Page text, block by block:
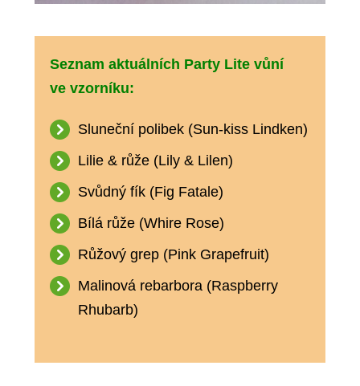
Seznam aktuálních Party Lite vůní
ve vzorníku:
Sluneční polibek (Sun-kiss Lindken)
Lilie & růže (Lily & Lilen)
Svůdný fík (Fig Fatale)
Bílá růže (Whire Rose)
Růžový grep (Pink Grapefruit)
Malinová rebarbora (Raspberry
Rhubarb)